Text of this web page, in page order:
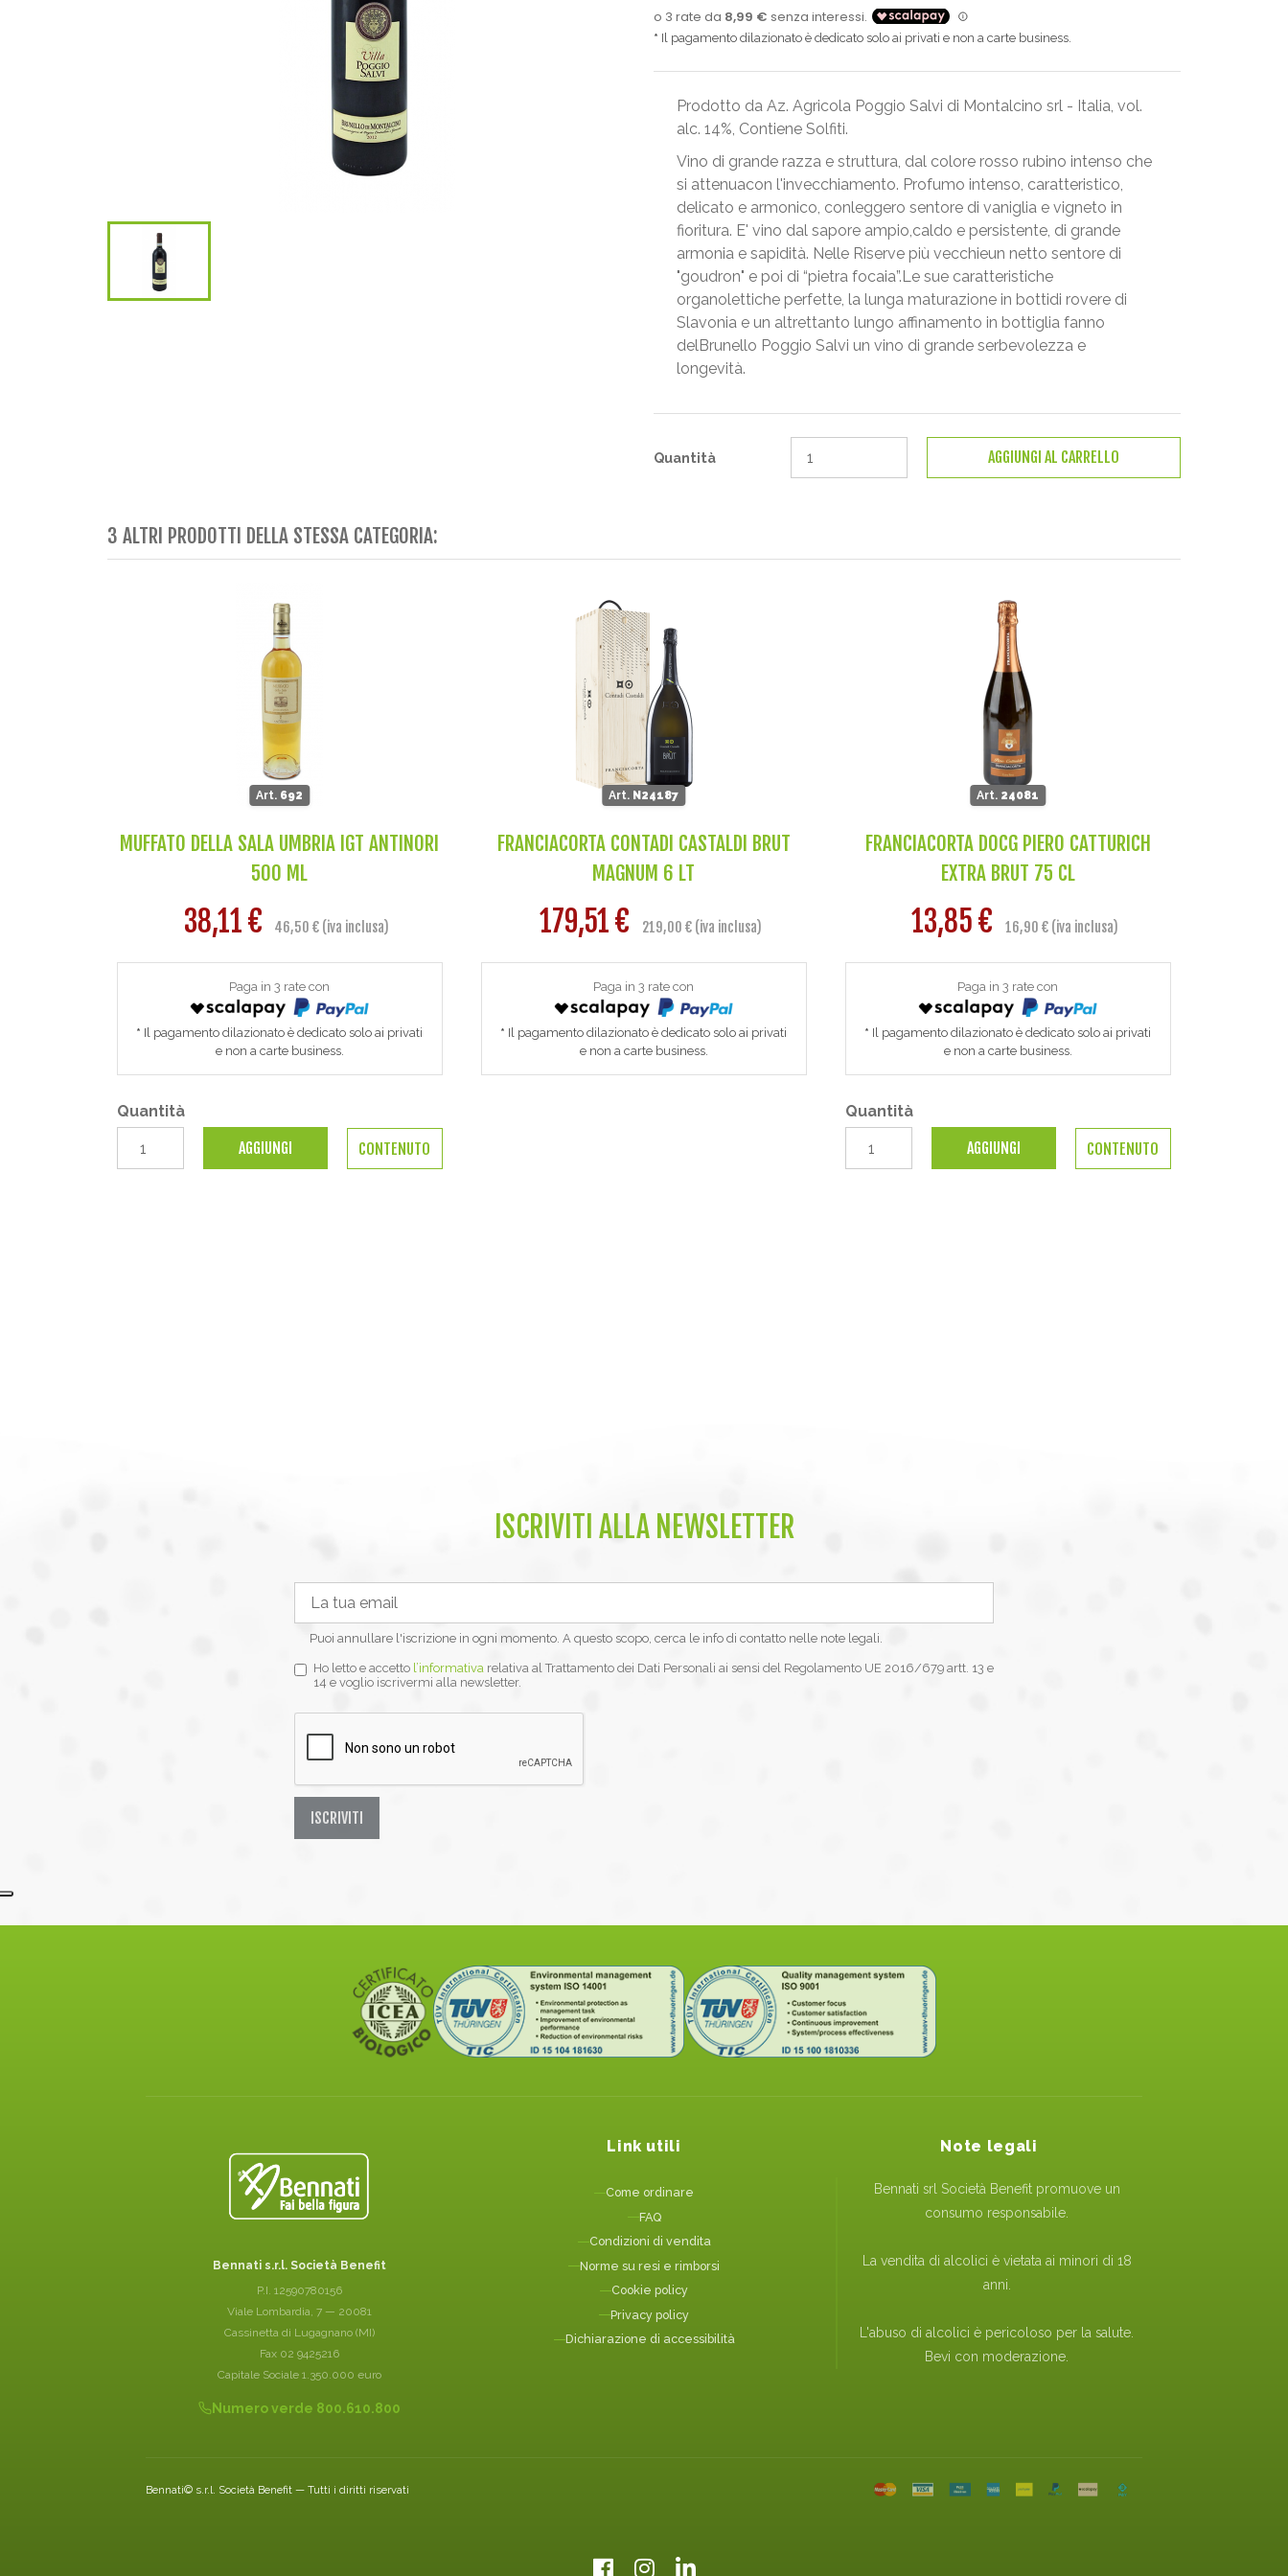
Il pagamento dilazionato è dedicato solo ai privati e non a carte business.
Prodotto da Az. Agricola Poggio Salvi di Montalcino srl - Italia, vol.
alc. 14%, Contiene Solfiti.
Vino di grande razza e struttura, dal colore rosso rubino intenso che
si attenuacon l'invecchiamento. Profumo intenso, caratteristico,
delicato e armonico, conleggero sentore di vaniglia e vigneto in
fioritura. E' vino dal sapore ampio,caldo e persistente, di grande
armonia e sapidità. Nelle Riserve più vecchieun netto sentore di
"goudron" e poi di “pietra focaia”.Le sue caratteristiche
organolettiche perfette, la lunga maturazione in bottidi rovere di
Slavonia e un altrettanto lungo affinamento in bottiglia fanno
delBrunello Poggio Salvi un vino di grande serbevolezza e
longevità.
Quantità AGGIUNGI AL CARRELLO
3 ALTRI PRODOTTI DELLA STESSA CATEGORIA:
Art. 692
MUFFATO DELLA SALA UMBRIA IGT ANTINORI
500 ML
38,11 € 46,50 € (iva inclusa)
Paga in 3 rate con
Il pagamento dilazionato è dedicato solo ai privati
e non a carte business.
Quantità
AGGIUNGI CONTENUTO
Art. N24187
FRANCIACORTA CONTADI CASTALDI BRUT
MAGNUM 6 LT
179,51 € 219,00 € (iva inclusa)
Paga in 3 rate con
Il pagamento dilazionato è dedicato solo ai privati
e non a carte business.
Art. 24081
FRANCIACORTA DOCG PIERO CATTURICH
EXTRA BRUT 75 CL
13,85 € 16,90 € (iva inclusa)
Paga in 3 rate con
Il pagamento dilazionato è dedicato solo ai privati
e non a carte business.
Quantità
AGGIUNGI CONTENUTO
ISCRIVITI ALLA NEWSLETTER
Puoi annullare l'iscrizione in ogni momento. A questo scopo, cerca le info di contatto nelle note legali.
Ho letto e accetto l’informativarelativa al Trattamento dei Dati Personali ai sensi del Regolamento UE 2016/679 artt. 13 e
14 e voglio iscrivermi alla newsletter.
ISCRIVITI
Bennati s.r.l. Società Benefit
P.I. 12590780156
Viale Lombardia, 7 — 20081
Cassinetta di Lugagnano (MI)
Fax 02 9425216
Capitale Sociale 1.350.000 euro
Numero verde 800.610.800
Link utili
Come ordinare
FAQ
Condizioni di vendita
Norme su resi e rimborsi
Cookie policy
Privacy policy
Dichiarazione di accessibilità
Note legali
Bennati srl Società Benefit promuove un
consumo responsabile.
La vendita di alcolici è vietata ai minori di 18
anni.
L'abuso di alcolici è pericoloso per la salute.
Bevi con moderazione.
Bennati© s.r.l. Società Benefit — Tutti i diritti riservati